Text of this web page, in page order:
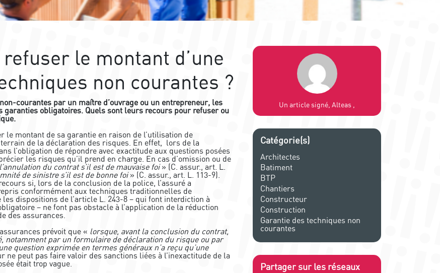
le montant d’une
non courantes ?
courantes par un maître d’ouvrage ou un entrepreneur, les
garanties obligatoires. Quels sont leurs recours pour refuser ou
montant de sa garantie en raison de l’utilisation de
de la déclaration des risques. En effet, lors de la
l’obligation de répondre avec exactitude aux questions posées
les risques qu’il prend en charge. En cas d’omission ou de
du contrat s’il est de mauvaise foi» (C. assur., art. L.
de sinistre s’il est de bonne foi» (C. assur., art. L. 113-9).
si, lors de la conclusion de la police, l’assuré a
conformément aux techniques traditionnelles de
dispositions de l’article L. 243-8 – qui font interdiction à
– ne font pas obstacle à l’application de la réduction
des assurances.
prévoit que « lorsque, avant la conclusion du contrat,
notamment par un formulaire de déclaration du risque ou par
question exprimée en termes généraux n’a reçu qu’une
ne peut pas faire valoir des sanctions liées à l’inexactitude de la
était trop vague.
Un article signé, Alteas ,
Catégorie(s)
Architectes
Batiment
BTP
Chantiers
Constructeur
Construction
Garantie des techniques non
courantes
Partager sur les réseaux